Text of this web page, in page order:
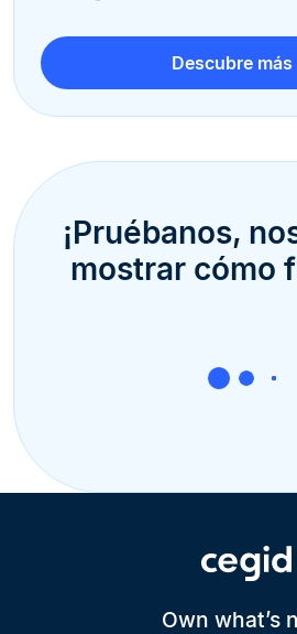
Descubre más
¡Pruébanos,
mostrar cómo
Own what’s